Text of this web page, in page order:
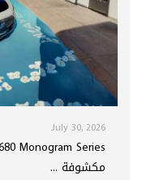
July 30, 2026
مكشوفة ...